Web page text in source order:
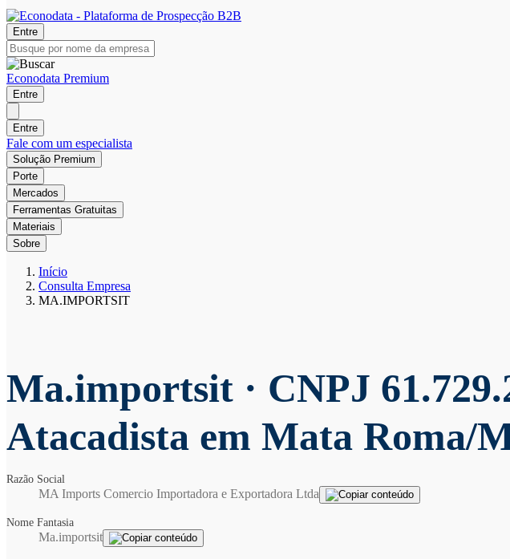
Entre
Econodata Premium
Entre
Entre
Fale com um especialista
Solução Premium
Porte
Mercados
Ferramentas Gratuitas
Materiais
Sobre
Início
Consulta Empresa
MA.IMPORTSIT
Ma.importsit · CNPJ
Atacadista em Mata Roma/
Razão Social
MA Imports Comercio Importadora e Exportadora Ltda
Nome Fantasia
Ma.importsit